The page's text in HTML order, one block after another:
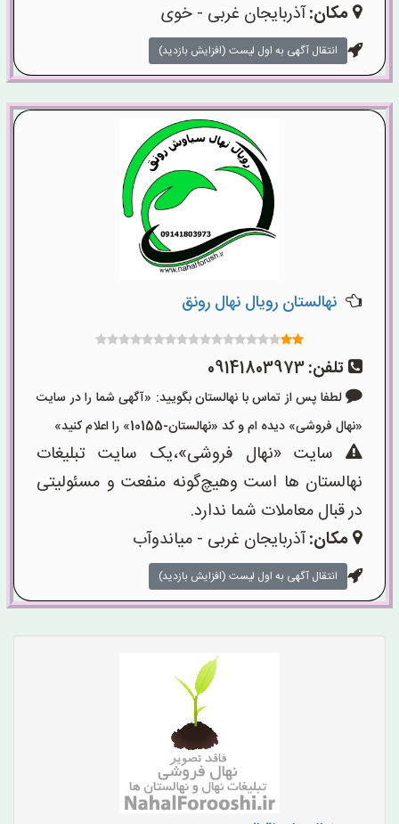
مکان:آذربایجان غربی - خوی
انتقال آگهی به اول لیست (افزایش بازدید)
نهالستان رویال نهال رونق
تلفن:09141803973
لطفا پس از تماس با نهالستان بگویید: «آگهی شما را در سایت
«نهال فروشی» دیده ام و کد «نهالستان-10155» را اعلام کنید»
سایت «نهال فروشی»،یک سایت تبلیغات
نهالستان ها است وهیچ‌گونه منفعت و مسئولیتی
در قبال معاملات شما ندارد.
مکان:آذربایجان غربی - میاندوآب
انتقال آگهی به اول لیست (افزایش بازدید)